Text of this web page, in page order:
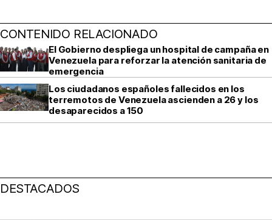
CONTENIDO RELACIONADO
El Gobierno despliega un hospital de campaña en
Venezuela para reforzar la atención sanitaria de
emergencia
Los ciudadanos españoles fallecidos en los
terremotos de Venezuela ascienden a 26 y los
desaparecidos a 150
DESTACADOS